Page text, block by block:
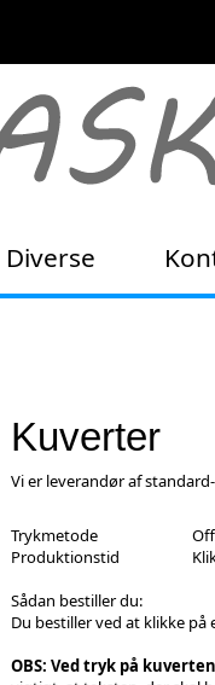
Diverse
Kuverter
Vi er leverandør af
Trykmetode
Produktionstid
Sådan bestiller du:
Du bestiller ved at klikke på
OBS: Ved tryk på